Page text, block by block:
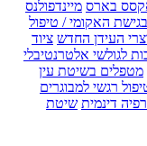
בארס מיינדפולנס
האקומי / טיפול
העידן החדש ציוד
לגולשי אלטרנטיבלי
מטפלים בשיטת עין
רגשי למבוגרים
דינמית שיטת